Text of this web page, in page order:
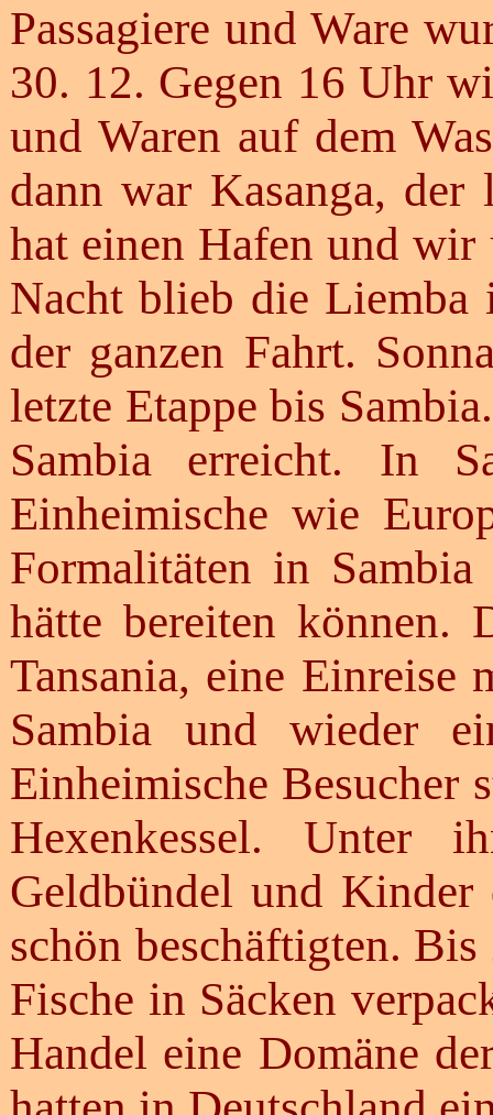
Passagiere und Ware
30. 12. Gegen 16 Uhr
und Waren auf dem
dann war Kasanga,
hat einen Hafen und wir
Nacht blieb die Liemba
der ganzen Fahrt.
letzte Etappe bis
Sambia erreicht. In
Einheimische wie
Formalitäten in
hätte bereiten können.
Tansania, eine Einreise
Sambia und wieder
Einheimische Besucher
Hexenkessel. Unter
Geldbündel und
schön beschäftigten.
Fische in Säcken
Handel eine Domäne